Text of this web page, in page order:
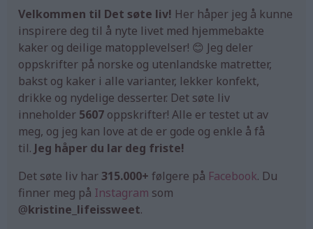
Velkommen til Det søte liv! Her håper jeg å kunne
inspirere deg til å nyte livet med hjemmebakte
kaker og deilige matopplevelser! 😊 Jeg deler
oppskrifter på norske og utenlandske matretter,
bakst og kaker i alle varianter, lekker konfekt,
drikke og nydelige desserter. Det søte liv
inneholder 5607 oppskrifter! Alle er testet ut av
meg, og jeg kan love at de er gode og enkle å få
til. Jeg håper du lar deg friste!
Det søte liv har315.000+ følgere på Facebook. Du
finner meg på Instagram som
@kristine_lifeissweet.